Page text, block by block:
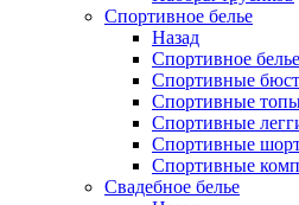
Спортивное белье
Назад
Спортивное белье
Спортивные
Спортивные
Спортивные
Спортивные
Спортивные
Свадебное белье